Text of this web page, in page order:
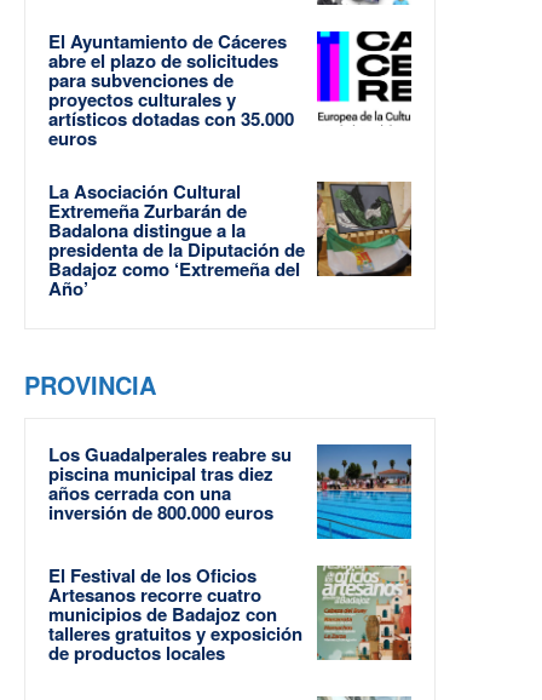
El Ayuntamiento de Cáceres
abre el plazo de solicitudes
para subvenciones de
proyectos culturales y
artísticos dotadas con 35.000
euros
La Asociación Cultural
Extremeña Zurbarán de
Badalona distingue a la
presidenta de la Diputación de
Badajoz como ‘Extremeña del
Año’
PROVINCIA
Los Guadalperales reabre su
piscina municipal tras diez
años cerrada con una
inversión de 800.000 euros
El Festival de los Oficios
Artesanos recorre cuatro
municipios de Badajoz con
talleres gratuitos y exposición
de productos locales